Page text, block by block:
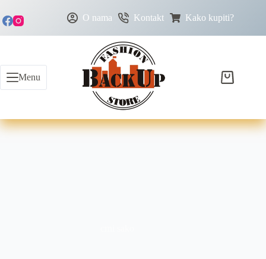
O nama Kontakt Kako kupiti?
Menu